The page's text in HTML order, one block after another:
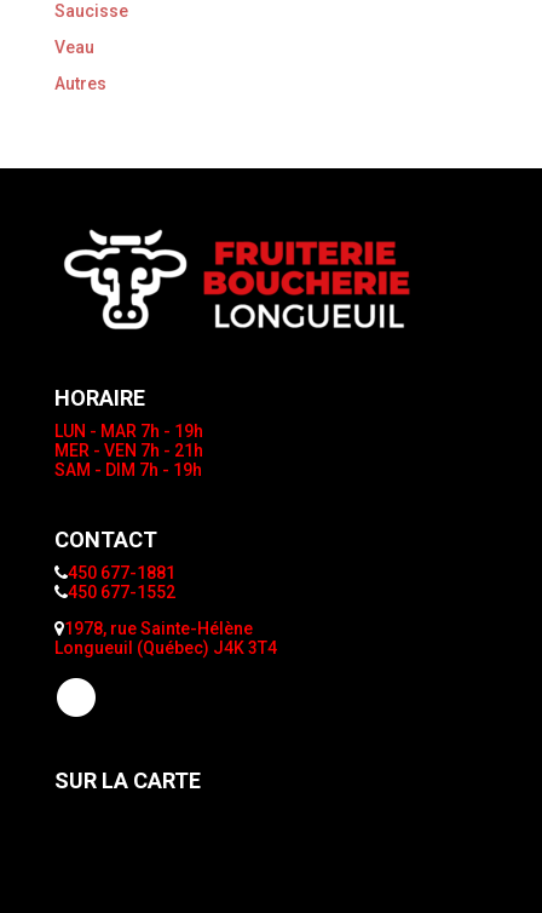
Saucisse
Veau
Autres
HORAIRE
LUN - MAR7h - 19h
MER - VEN 7h - 21h
SAM - DIM 7h - 19h
CONTACT
450 677-1881
450 677-1552
1978, rue Sainte-Hélène
Longueuil (Québec) J4K 3T4
SUR LA CARTE